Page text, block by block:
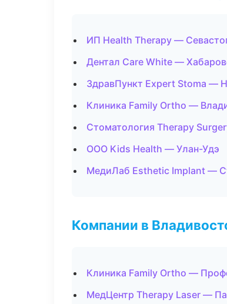
ИП Health Therapy —
Дентал Care White —
ЗдравПункт Expert Stoma —
Клиника Family Ortho —
Стоматология Therapy
ООО Kids Health — Улан-Удэ
МедиЛаб Esthetic Implant —
Компании в
Клиника Family Ortho —
МедЦентр Therapy Laser —